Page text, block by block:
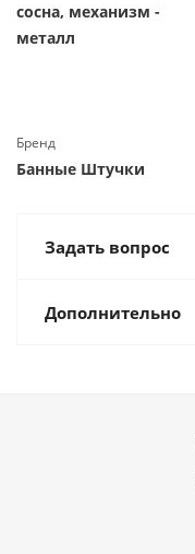
сосна, механизм -
металл
Бренд
Банные Штучки
Задать вопрос
Дополнительно